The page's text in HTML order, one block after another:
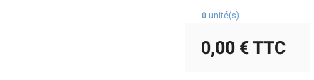
0 unité(s)
0,00 €TTC